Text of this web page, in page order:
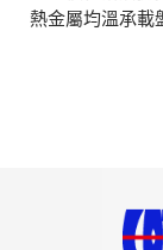
熱金屬均溫承載